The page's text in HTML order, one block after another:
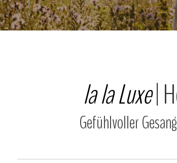
la la Luxe|
Gefühl­voller